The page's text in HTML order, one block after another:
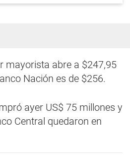
mayorista abre a $247,95
Nación es de $256.
ayer US$ 75 millones y
Central quedaron en